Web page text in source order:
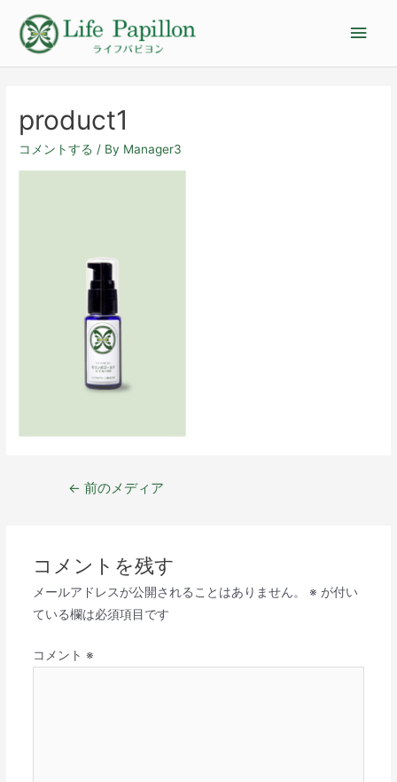
product1
コメントする / By Manager3
← 前のメディア
コメントを残す
メールアドレスが公開されることはありません。 ※ が付い
ている欄は必須項目です
コメント ※